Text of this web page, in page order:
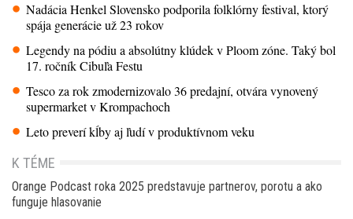
Nadácia Henkel Slovensko podporila folklórny festival, ktorý
spája generácie už 23 rokov
Legendy na pódiu a absolútny klúdek v Ploom zóne. Taký bol
17. ročník Cibuľa Festu
Tesco za rok zmodernizovalo 36 predajní, otvára vynovený
supermarket v Krompachoch
Leto preverí kĺby aj ľudí v produktívnom veku
K TÉME
Orange Podcast roka 2025 predstavuje partnerov, porotu a ako
funguje hlasovanie